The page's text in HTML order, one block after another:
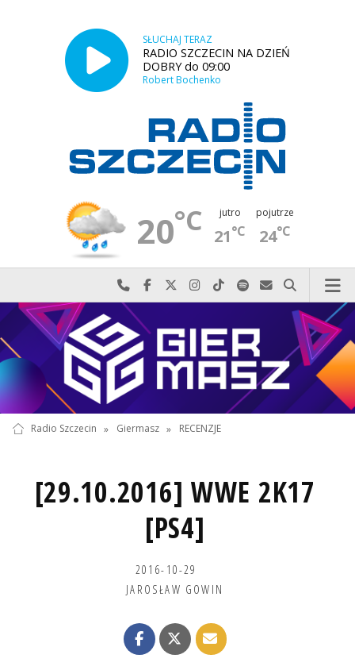
SŁUCHAJ TERAZ
RADIO SZCZECIN NA DZIEŃ
DOBRY do 09:00
Robert Bochenko
20°C jutro
21°C
pojutrze
24°C
Najlepiej po prostu do nas zadzwoń
Odwiedź nas na Facebook-u
Odwiedź nas na X
Odwiedź nas na Instagram-ie
Odwiedź nas na TikTok-u
Szukaj nas na Spotify
Wyślij do nas
Szukaj
Radio Szczecin » Giermasz » RECENZJE
[29.10.2016] WWE 2K17
[PS4]
2016-10-29
JAROSŁAW GOWIN